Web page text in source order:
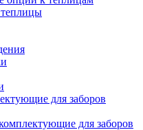
для заборов
для заборов